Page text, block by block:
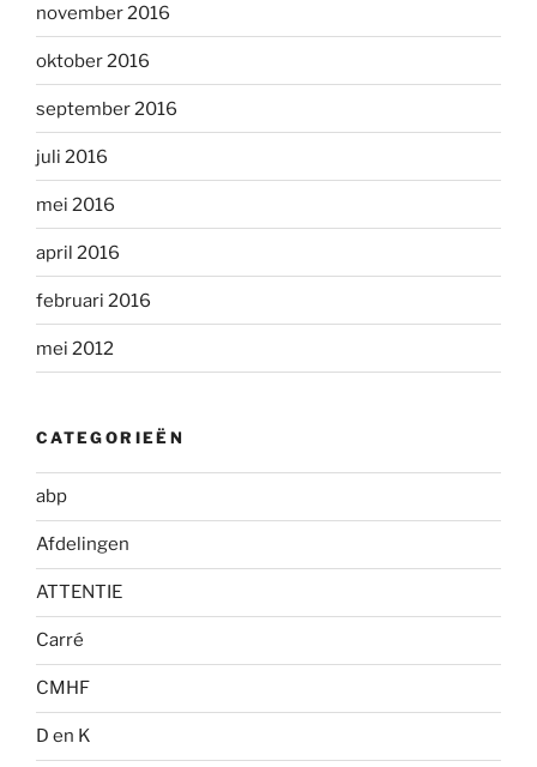
november 2016
oktober 2016
september 2016
juli 2016
mei 2016
april 2016
februari 2016
mei 2012
CATEGORIEËN
abp
Afdelingen
ATTENTIE
Carré
CMHF
D en K